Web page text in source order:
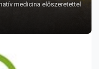
medicina előszeretettel